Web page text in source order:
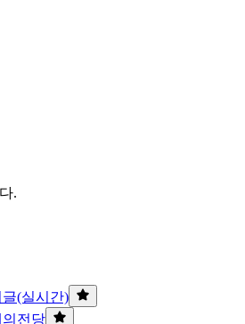
.
(실시간)
의전당